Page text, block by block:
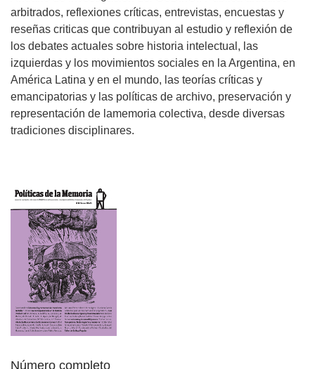
arbitrados, reflexiones críticas, entrevistas, encuestas y
reseñas criticas que contribuyan al estudio y reflexión de
los debates actuales sobre historia intelectual, las
izquierdas y los movimientos sociales en la Argentina, en
América Latina y en el mundo, las teorías críticas y
emancipatorias y las políticas de archivo, preservación y
representación de lamemoria colectiva, desde diversas
tradiciones disciplinares.
Número completo